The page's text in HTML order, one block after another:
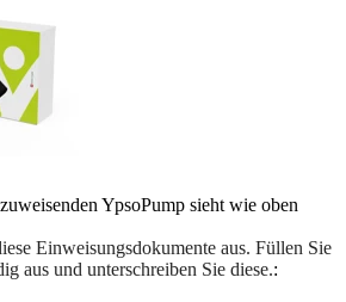
YpsoPump sieht wie oben
Einweisungsdokumente aus. Füllen Sie
aus und unterschreiben Sie diese.: